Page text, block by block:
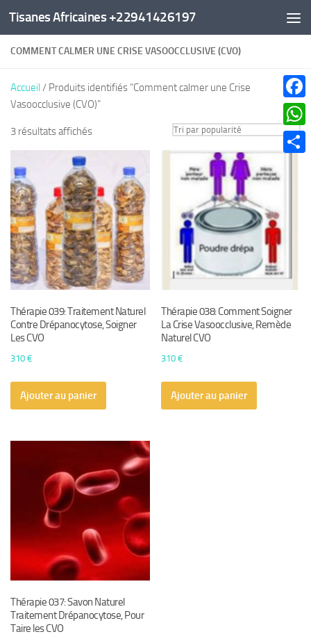
Au dessous du contenu
Tisanes Africaines +22941426197
COMMENT CALMER UNE CRISE VASOOCCLUSIVE (CVO)
Accueil/ Produits identifiés “Comment calmer une Crise
Vasoocclusive (CVO)”
3 résultats affichésTrié
par
popularité
Thérapie 039: Traitement Naturel
Contre Drépanocytose, Soigner
Les CVO
310 €
Ajouter au panier
Thérapie 038: Comment Soigner
La Crise Vasoocclusive, Remède
Naturel CVO
310€
Ajouter au panier
Thérapie 037: Savon Naturel
Traitement Drépanocytose, Pour
Taire les CVO